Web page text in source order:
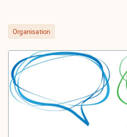
Organisation